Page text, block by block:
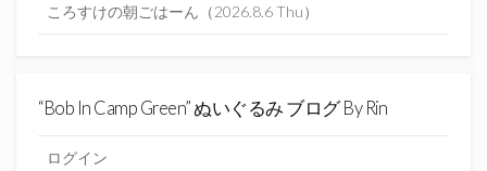
ころすけの朝ごはーん（2026.8.6 Thu）
“Bob In Camp Green” ぬいぐるみ ブログ By Rin
ログイン